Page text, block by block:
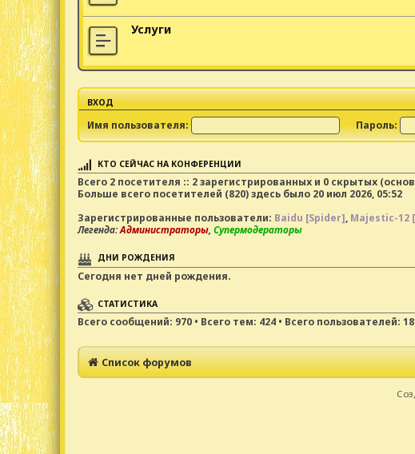
Услуги
ВХОД
Имя пользователя: Пароль:
КТО СЕЙЧАС НА КОНФЕРЕНЦИИ
Всего 2посетителя :: 2 зарегистрированных и 0 скрытых
Больше всего посетителей (820) здесь было 20 июл 2026, 05:52
Зарегистрированные пользователи: Baidu [Spider], Majestic-12
Легенда:Администраторы,Супермодераторы
ДНИ РОЖДЕНИЯ
Сегодня нет дней рождения.
СТАТИСТИКА
Всего сообщений: 970• Всего тем: 424• Всего пользователей:
Список форумов